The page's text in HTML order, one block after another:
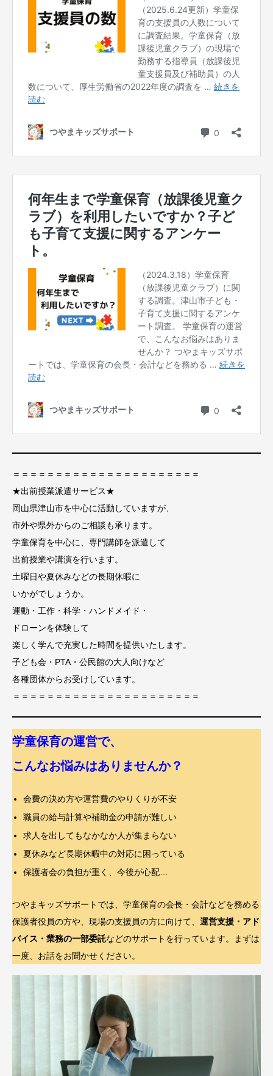
＝＝＝＝＝＝＝＝＝＝＝＝＝＝＝＝＝＝＝＝＝＝
★出前授業派遣サービス★
岡山県津山市を中心に活動していますが、
市外や県外からのご相談も承ります。
学童保育を中心に、専門講師を派遣して
出前授業や講演を行います。
土曜日や夏休みなどの長期休暇に
いかがでしょうか。
運動・工作・科学・ハンドメイド・
ドローンを体験して
楽しく学んで充実した時間を提供いたします。
子ども会・PTA・公民館の大人向けなど
各種団体からお受けしています。
＝＝＝＝＝＝＝＝＝＝＝＝＝＝＝＝＝＝＝＝＝＝
学童保育の運営で、
こんなお悩みはありませんか？
会費の決め方や運営費のやりくりが不安
職員の給与計算や補助金の申請が難しい
求人を出してもなかなか人が集まらない
夏休みなど長期休暇中の対応に困っている
保護者会の負担が重く、今後が心配…
つやまキッズサポートでは、学童保育の会長・会計などを務める
保護者役員の方や、現場の支援員の方に向けて、 運営支援・アド
バイス・業務の一部委託などのサポートを行っています。まずは
一度、お話をお聞かせください。